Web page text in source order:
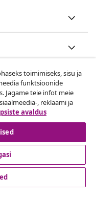
vidaXL Marketplace
toimimiseks, sisu ja
funktsioonide
Jagame teie infot meie
, reklaami ja
avaldus